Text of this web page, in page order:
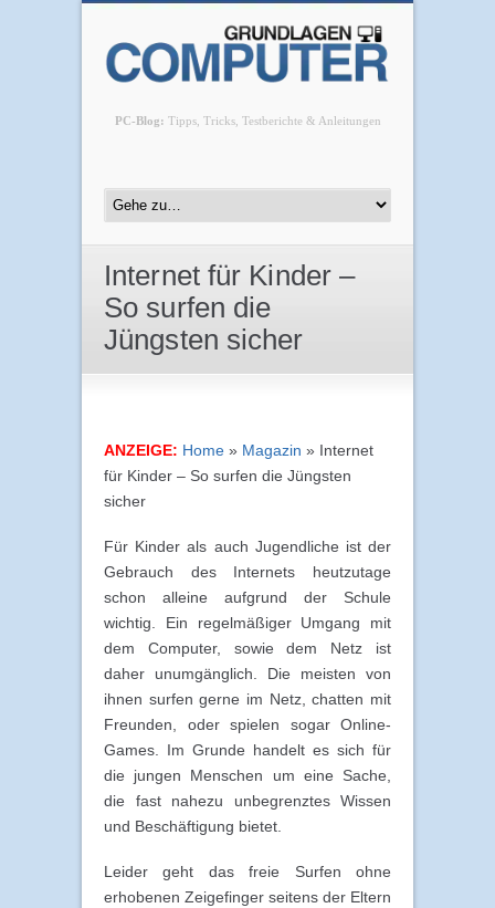
PC-Blog: Tipps, Tricks, Testberichte & Anleitungen
Internet für Kinder –
So surfen die
Jüngsten sicher
ANZEIGE: Home » Magazin » Internet
für Kinder – So surfen die Jüngsten
sicher
Für Kinder als auch Jugendliche ist der
Gebrauch des Internets heutzutage
schon alleine aufgrund der Schule
wichtig. Ein regelmäßiger Umgang mit
dem Computer, sowie dem Netz ist
daher unumgänglich. Die meisten von
ihnen surfen gerne im Netz, chatten mit
Freunden, oder spielen sogar Online-
Games. Im Grunde handelt es sich für
die jungen Menschen um eine Sache,
die fast nahezu unbegrenztes Wissen
und Beschäftigung bietet.
Leider geht das freie Surfen ohne
erhobenen Zeigefinger seitens der Eltern